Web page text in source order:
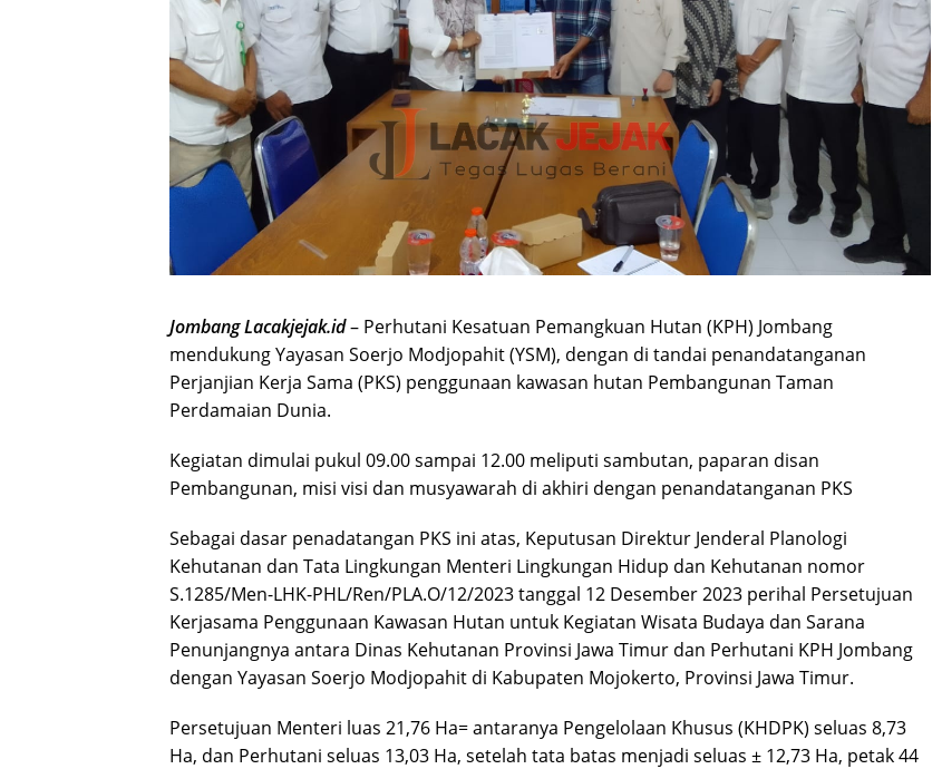
Jombang Lacakjejak.id– Perhutani Kesatuan Pemangkuan Hutan (KPH) Jombang
mendukung Yayasan Soerjo Modjopahit (YSM), dengan di tandai penandatanganan
Perjanjian Kerja Sama (PKS) penggunaan kawasan hutan Pembangunan Taman
Perdamaian Dunia.
Kegiatan dimulai pukul 09.00 sampai 12.00 meliputi sambutan, paparan disan
Pembangunan, misi visi dan musyawarah di akhiri dengan penandatanganan PKS
Sebagai dasar penadatangan PKS ini atas, Keputusan Direktur Jenderal Planologi
Kehutanan dan Tata Lingkungan Menteri Lingkungan Hidup dan Kehutanan nomor
S.1285/Men-LHK-PHL/Ren/PLA.O/12/2023 tanggal 12 Desember 2023 perihal Persetujuan
Kerjasama Penggunaan Kawasan Hutan untuk Kegiatan Wisata Budaya dan Sarana
Penunjangnya antara Dinas Kehutanan Provinsi Jawa Timur dan Perhutani KPH Jombang
dengan Yayasan Soerjo Modjopahit di Kabupaten Mojokerto, Provinsi Jawa Timur.
Persetujuan Menteri luas 21,76 Ha= antaranya Pengelolaan Khusus (KHDPK) seluas 8,73
Ha, dan Perhutani seluas 13,03 Ha, setelah tata batas menjadi seluas ± 12,73 Ha, petak 44